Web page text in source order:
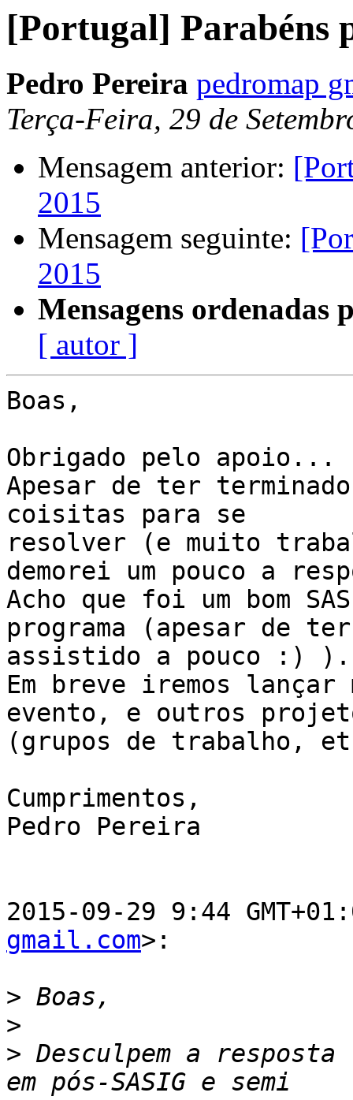
[Portugal] Parabéns
Pedro Pereira pedromap
Terça-Feira, 29 de
Mensagem anterior:
2015
Mensagem seguinte:
2015
Mensagens ordenadas
[ autor ]
Boas,
Obrigado pelo apoio...
Apesar de ter
coisitas para se
resolver (e muito
demorei um pouco a
Acho que foi um bom
programa (apesar de ter
assistido a pouco :) ).
Em breve iremos
evento, e outros
(grupos de trabalho,
Cumprimentos,
Pedro Pereira
2015-09-29 9:44
gmail.com>:
>
>
> Desculpem a